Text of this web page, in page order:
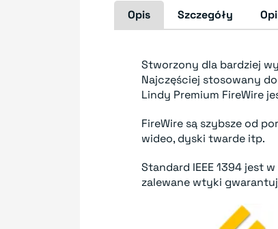
Opis Szczegóły
Stworzony dla bardziej
Najczęściej stosowany
Lindy Premium FireWire
FireWire są szybsze od
wideo, dyski twarde itp.
Standard IEEE 1394 jest
zalewane wtyki